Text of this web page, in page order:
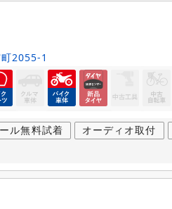
2055-1
ル無料試着 オーディオ取付